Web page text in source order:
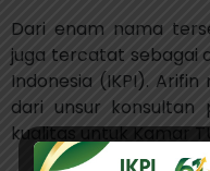
Dari enam nama
juga tercatat sebagai
Indonesia (IKPI).
dari unsur konsultan
kualitas untuk Kamar